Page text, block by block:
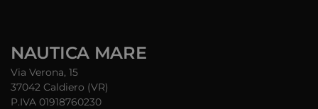
NAUTICA MARE
Via Verona, 15
37042 Caldiero (VR)
P.IVA 01918760230